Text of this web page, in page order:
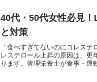
40代・50代女性必見
と対策
「食べすぎてないのにコレス
レステロール上昇の原因は、更
ります。管理栄養士が食事・運